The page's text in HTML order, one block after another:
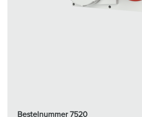
Bestelnummer 7520